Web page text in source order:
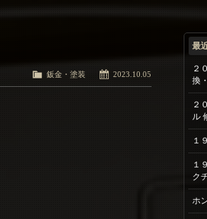
2023.10.05
鈑金・塗装
最
２
換
２
ル
１
１
ク
ホ